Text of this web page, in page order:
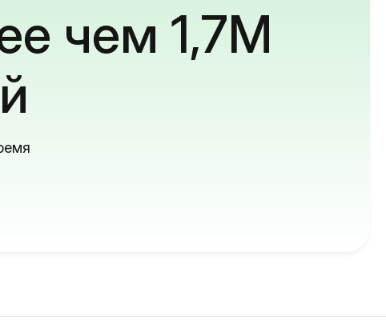
чем 1,7M